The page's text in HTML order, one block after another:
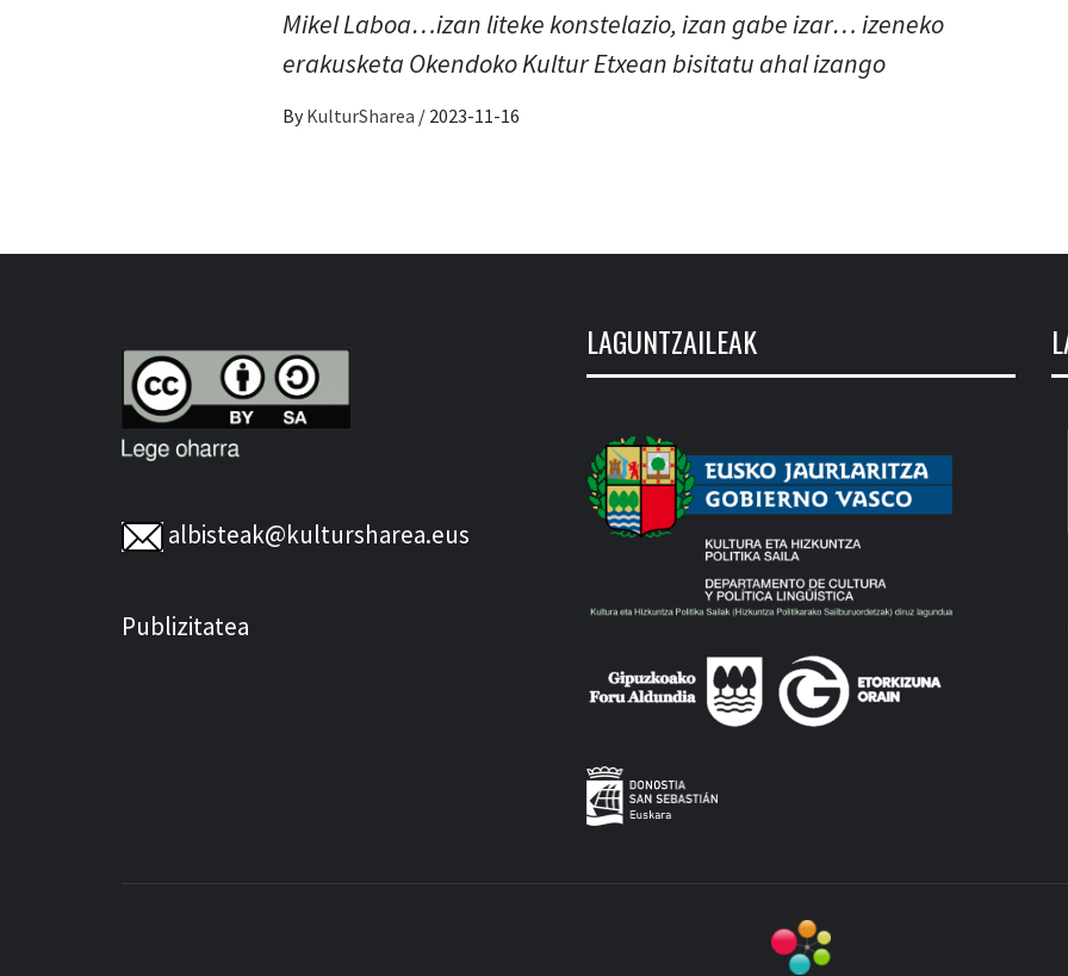
Mikel Laboa…izan liteke konstelazio, izan gabe izar… izeneko
erakusketa Okendoko Kultur Etxean bisitatu ahal izango
By KulturSharea / 2023-11-16
albisteak@kultursharea.eus
Publizitatea
LAGUNTZAILEAK